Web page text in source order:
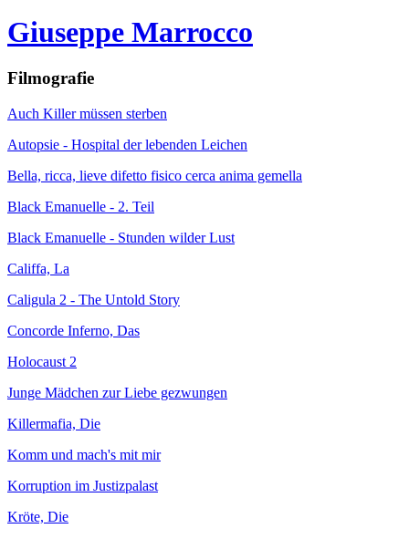
Giuseppe Marrocco
Filmografie
Auch Killer müssen sterben
Autopsie - Hospital der lebenden Leichen
Bella, ricca, lieve difetto fisico cerca anima gemella
Black Emanuelle - 2. Teil
Black Emanuelle - Stunden wilder Lust
Califfa, La
Caligula 2 - The Untold Story
Concorde Inferno, Das
Holocaust 2
Junge Mädchen zur Liebe gezwungen
Killermafia, Die
Komm und mach's mit mir
Korruption im Justizpalast
Kröte, Die